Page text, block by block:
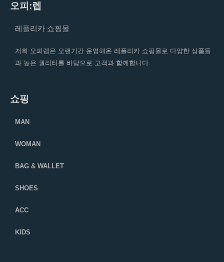
오피:렙
레플리카 쇼핑몰
저희 오피렙은 오랜기간 운영해온 레플리카 쇼핑몰로 다양한 상품들
과 높은 퀄리티를 바탕으로 고객과 함께합니다.
쇼핑
MAN
WOMAN
BAG & WALLET
SHOES
ACC
KIDS